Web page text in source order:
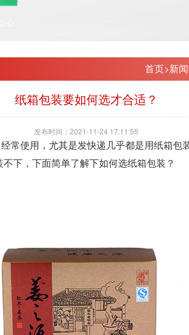
首页>新
纸箱包装要如何选才合适？
发布时间：2021-11-24 17:11:55
使用，尤其是发快递几乎都是用纸箱包
下，下面简单了解下如何选纸箱包装？